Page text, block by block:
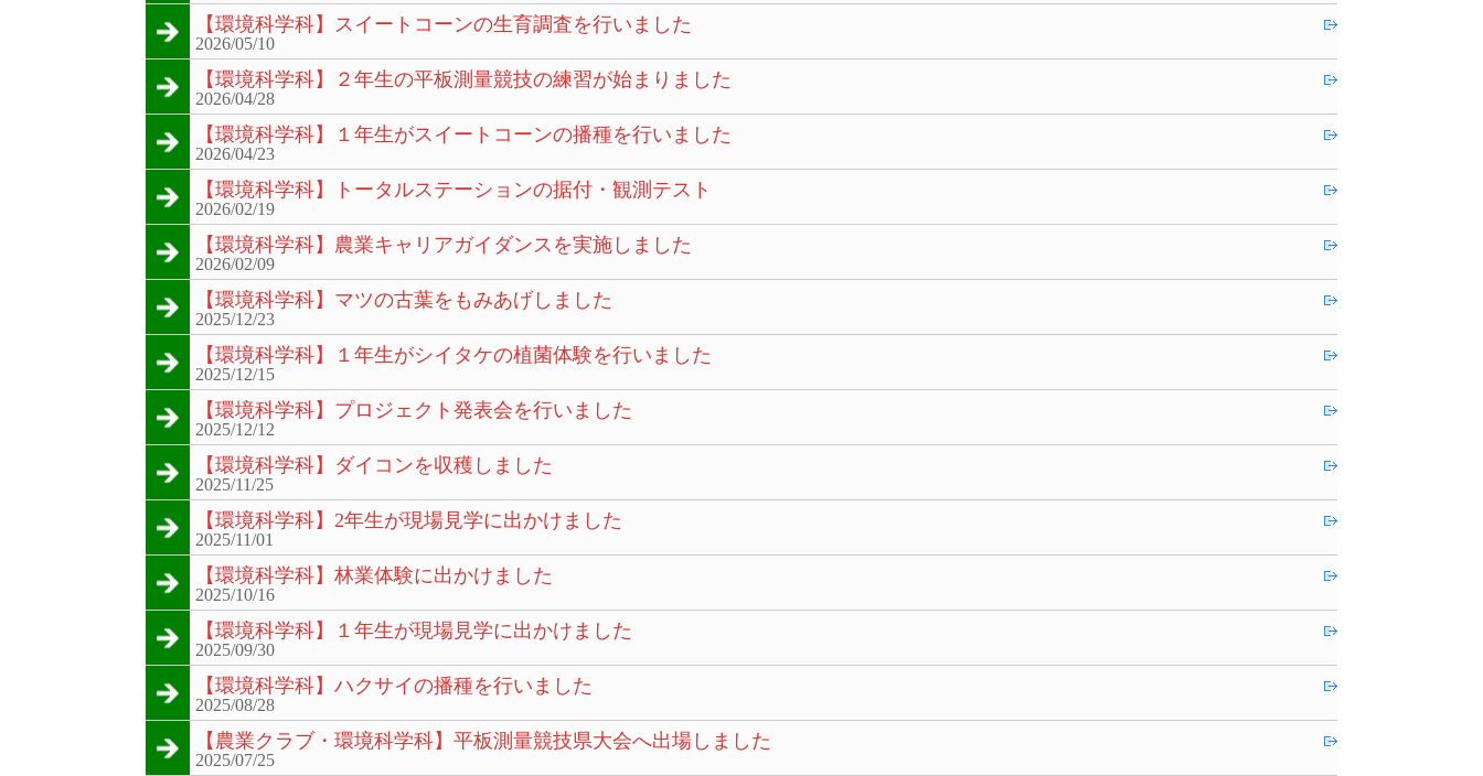
【環境科学科】スイートコーンの生育調査を行いました
2026/05/10
【環境科学科】２年生の平板測量競技の練習が始まりました
2026/04/28
【環境科学科】１年生がスイートコーンの播種を行いました
2026/04/23
【環境科学科】トータルステーションの据付・観測テスト
2026/02/19
【環境科学科】農業キャリアガイダンスを実施しました
2026/02/09
【環境科学科】マツの古葉をもみあげしました
2025/12/23
【環境科学科】１年生がシイタケの植菌体験を行いました
2025/12/15
【環境科学科】プロジェクト発表会を行いました
2025/12/12
【環境科学科】ダイコンを収穫しました
2025/11/25
【環境科学科】2年生が現場見学に出かけました
2025/11/01
【環境科学科】林業体験に出かけました
2025/10/16
【環境科学科】１年生が現場見学に出かけました
2025/09/30
【環境科学科】ハクサイの播種を行いました
2025/08/28
【農業クラブ・環境科学科】平板測量競技県大会へ出場しました
2025/07/25